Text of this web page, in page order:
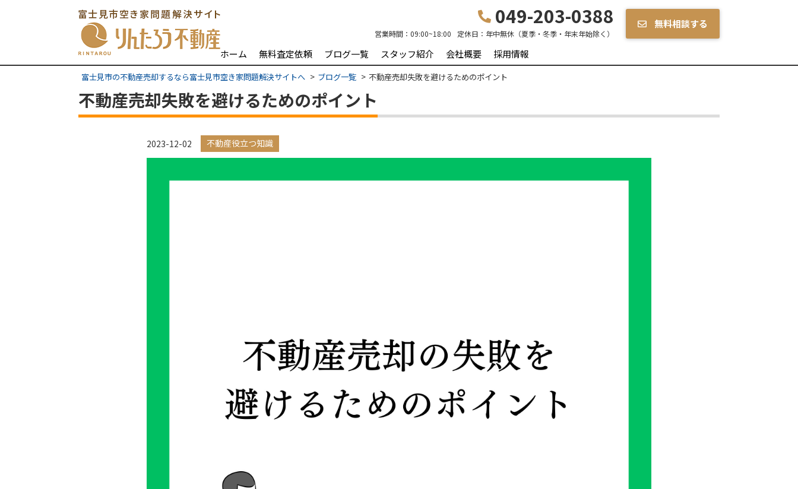
049-203-0388
営業時間： 09:00~18:00 定休日： 年中無休（夏季・冬季・年末年始除く）
無料相談する
ホーム 無料査定依頼 ブログ一覧 スタッフ紹介 会社概要 採用情報
富士見市の不動産売却するなら富士見市空き家問題解決サイトへ ブログ一覧 不動産売却失敗を避けるためのポイント
不動産売却失敗を避けるためのポイント
2023-12-02 不動産役立つ知識